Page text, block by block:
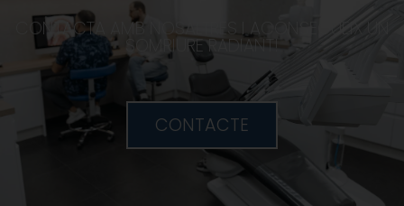
CONTACTA AMB NOSALTRES I ACONSEGUEIX UN
SOMRIURE RADIANT!
CONTACTE